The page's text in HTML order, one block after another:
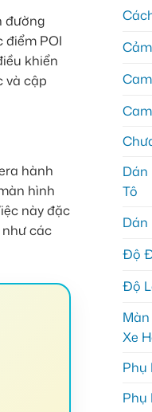
đường
điểm POI
khiển
và cập
hành
hình
này đặc
các
Dán
Tô
Dán
Độ
Độ
Xe
Phụ
Phụ